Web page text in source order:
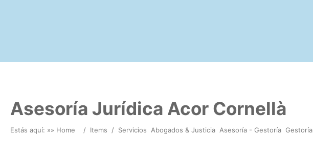
Asesoría Jurídica Acor Cornellà
Estás aquí: »» Home / Items / Servicios Abogados & Justicia Asesoría - Gestoría Gestoría